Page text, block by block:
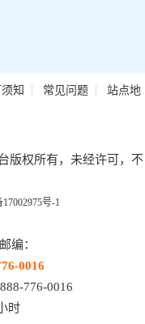
知 | 常见问题| 站点地
版权所有，未经许可，不
号-1
编：
0016
776-0016
时